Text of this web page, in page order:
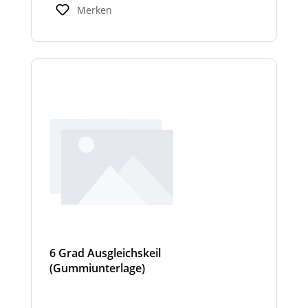
Innenraum mit bis zu 1112 Lumen erhellt.
Merken
6 Grad Ausgleichskeil
(Gummiunterlage)